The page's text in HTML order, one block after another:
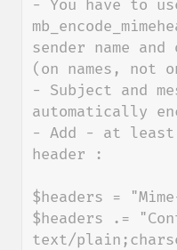
- You have to
sender name
(on names, not
- Subject and
automatically
- Add - at
header :
$headers =
$headers .=
text/